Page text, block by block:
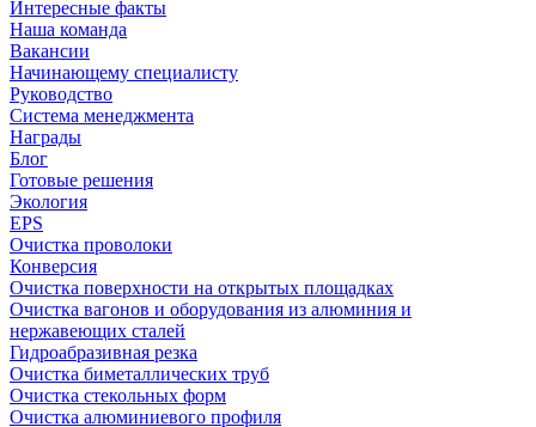
Интересные факты
Наша команда
Вакансии
Начинающему специалисту
Руководство
Система менеджмента
Награды
Блог
Готовые решения
Экология
EPS
Очистка проволоки
Конверсия
Очистка поверхности на открытых площадках
Очистка вагонов и оборудования из алюминия и
нержавеющих сталей
Гидроабразивная резка
Очистка биметаллических труб
Очистка стекольных форм
Очистка алюминиевого профиля